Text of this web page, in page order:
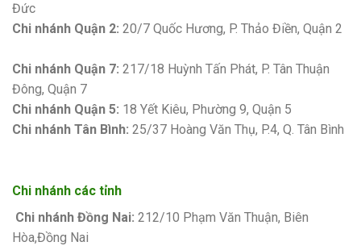
Đức
Chi nhánh Quận 2: 20/7 Quốc Hương, P. Thảo Điền, Quận 2
Chi nhánh Quận 7: 217/18 Huỳnh Tấn Phát, P. Tân Thuận
Đông, Quận 7
Chi nhánh Quận 5: 18 Yết Kiêu, Phường 9, Quận 5
Chi nhánh Tân Bình: 25/37 Hoàng Văn Thụ, P.4, Q. Tân Bình
Chi nhánh các tỉnh
Chi nhánh Đồng Nai: 212/10 Phạm Văn Thuận, Biên
Hòa,Đồng Nai